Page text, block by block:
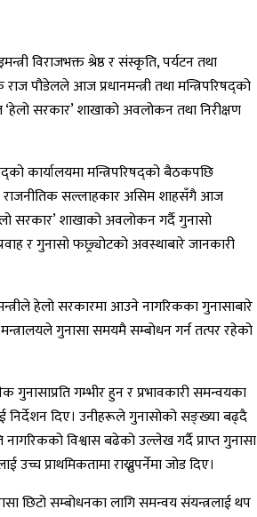
विराजभक्त श्रेष्ठ र संस्कृति, पर्यटन तथा
पौडेलले आज प्रधानमन्त्री तथा मन्त्रिपरिषद्को
‘हेलो सरकार’ शाखाको अवलोकन तथा निरीक्षण
कार्यालयमा मन्त्रिपरिषद्को बैठकपछि
राजनीतिक सल्लाहकार असिम शाहसँगै आज
सरकार’ शाखाको अवलोकन गर्दै गुनासो
र गुनासो फछ्र्योटको अवस्थाबारे जानकारी
हेलो सरकारमा आउने नागरिकका गुनासाबारे
गुनासा समयमै सम्बोधन गर्न तत्पर रहेको
गुनासाप्रति गम्भीर हुन र प्रभावकारी समन्वयका
निर्देशन दिए। उनीहरूले गुनासोको सङ्ख्या बढ्दै
विश्वास बढेको उल्लेख गर्दै प्राप्त गुनासा
उच्च प्राथमिकतामा राख्नुपर्नेमा जोड दिए।
छिटो सम्बोधनका लागि समन्वय संयन्त्रलाई थप